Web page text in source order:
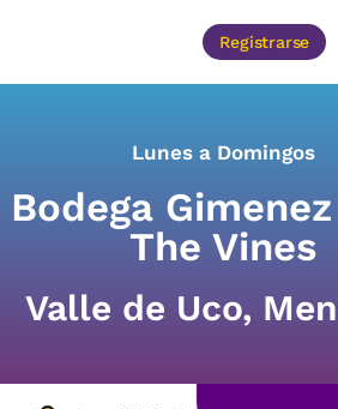
Registrarse
Lunes a Domingos
Bodega
The Vines
Valle de Uco,